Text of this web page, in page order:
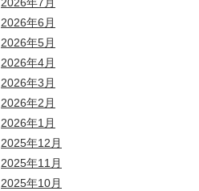
2026年7月
2026年6月
2026年5月
2026年4月
2026年3月
2026年2月
2026年1月
2025年12月
2025年11月
2025年10月